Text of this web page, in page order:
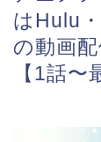
はHulu
の動画
【1話〜